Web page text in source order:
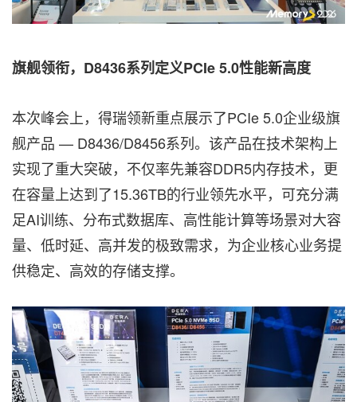
旗舰领衔，D8436系列定义PCIe 5.0性能新高度
本次峰会上，得瑞领新重点展示了PCIe 5.0企业级旗
舰产品 — D8436/D8456系列。该产品在技术架构上
实现了重大突破，不仅率先兼容DDR5内存技术，更
在容量上达到了15.36TB的行业领先水平，可充分满
足AI训练、分布式数据库、高性能计算等场景对大容
量、低时延、高并发的极致需求，为企业核心业务提
供稳定、高效的存储支撑。